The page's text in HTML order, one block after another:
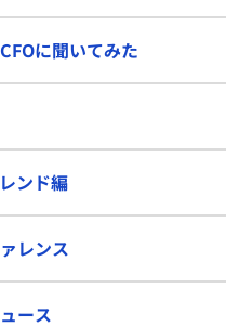
に聞いてみた
ンド編
レンス
ース